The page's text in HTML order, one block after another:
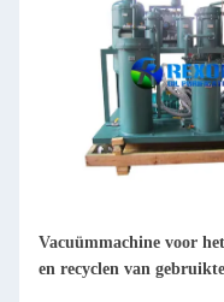
Vacuümmachine voor
en recyclen van